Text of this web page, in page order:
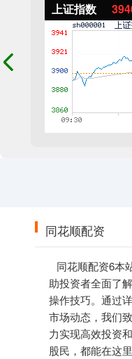
上证指数
同花顺配资
同花顺配资6本
助投资者全面了
操作技巧。通过
市场动态，我们
力实现高效投资
股民，都能在这